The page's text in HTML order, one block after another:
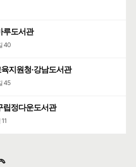
루도서관
40
지원청·강남도서관
45
립정다운도서관